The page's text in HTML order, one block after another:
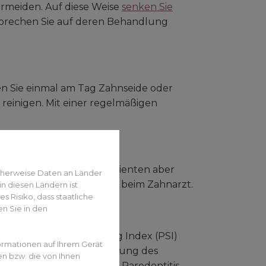
Auf diese Weise senken Sie
Sie auf deren Behandlung
einmal am Tag Zahnseide oder
Mit einer regelmäßigen
für Diabetes-Patienten aber
halbjährliche Kontrolle beim Zahnarzt.
Parodontalen Screening Index (PSI)
des
Daten an Länder
diesen Ländern ist
Risiko, dass staatliche
Sie in den
auf Ihrem Gerät
bzw. die von Ihnen